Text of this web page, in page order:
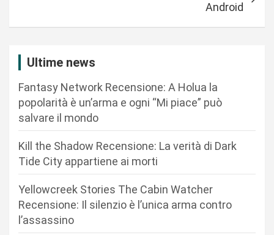
a
Android
Ultime news
Fantasy Network Recensione: A Holua la
popolarità è un’arma e ogni “Mi piace” può
salvare il mondo
Kill the Shadow Recensione: La verità di Dark
Tide City appartiene ai morti
Yellowcreek Stories The Cabin Watcher
Recensione: Il silenzio è l’unica arma contro
l’assassino